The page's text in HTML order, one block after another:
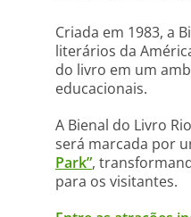
Criada em 1983, a
literários da
do livro em um
educacionais.
A Bienal do Livro
será marcada por
Park”,
para os visitantes.